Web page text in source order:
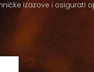
izazove i osigurati